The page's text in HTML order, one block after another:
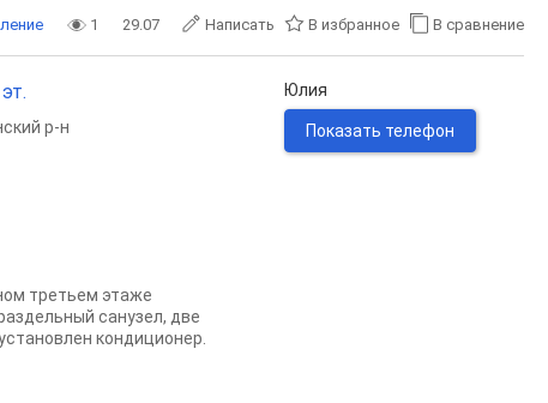
1 29.07 Написать В избранное В сравнение
р-н
третьем этаже
санузел, две
кондиционер.
Юлия
Показать телефон